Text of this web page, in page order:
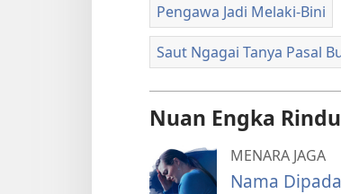
Pengawa Jadi Melaki-Bini
Saut Ngagai Tanya Pasal
Nuan Engka
MENARA JAGA
Nama